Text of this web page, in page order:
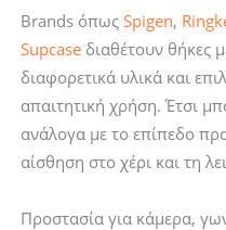
Brands όπως Spigen,
Supcaseδιαθέτουν θήκες
διαφορετικά υλικά και
απαιτητική χρήση. Έτσι
ανάλογα με το επίπεδο
αίσθηση στο χέρι και τη
Προστασία για κάμερα,